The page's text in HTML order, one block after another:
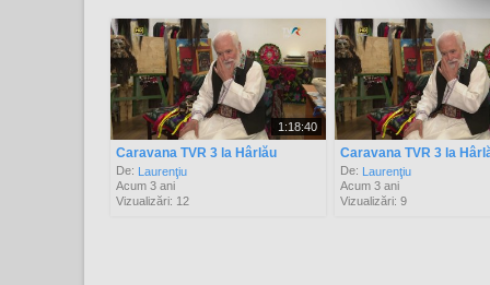
1:18:40
Caravana TVR 3 la Hârlău
De: Laurenţiu
Acum 3 ani
Vizualizări: 12
Caravana TVR 3 la
De: Laurenţiu
Acum 3 ani
Vizualizări: 9